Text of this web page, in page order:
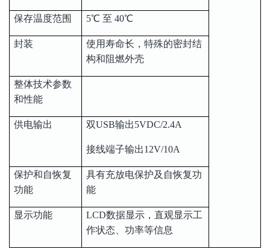
保存温度范围 5℃ 至 40℃
封装
使用寿命长，特殊的密封结
构和阻燃外壳
整体技术参数
和性能
供电输出 双USB输出5VDC/2.4A
接线端子输出12V/10A
保护和自恢复
功能
具有充放电保护及自恢复功
能
显示功能
LCD数据显示，直观显示工
作状态、功率等信息